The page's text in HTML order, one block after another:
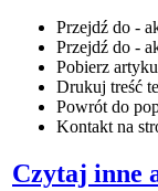
Przejdź do -
Przejdź do -
Pobierz
Drukuj treść
Powrót do
Kontakt na
Czytaj inne